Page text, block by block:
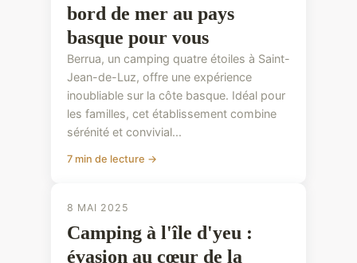
bord de mer au pays
basque pour vous
Berrua, un camping quatre étoiles à Saint-
Jean-de-Luz, offre une expérience
inoubliable sur la côte basque. Idéal pour
les familles, cet établissement combine
sérénité et convivial...
7 min de lecture →
8 MAI 2025
Camping à l'île d'yeu :
évasion au cœur de la